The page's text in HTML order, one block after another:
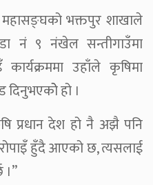
भक्तपुर शाखाले
नं ९ नंखेल सन्तीगाउँमा
उहाँले कृषिमा
हो ।
प्रधान देश हो नै अझै पनि
रोपाइँ हुँदै आएको छ, त्यसलाई